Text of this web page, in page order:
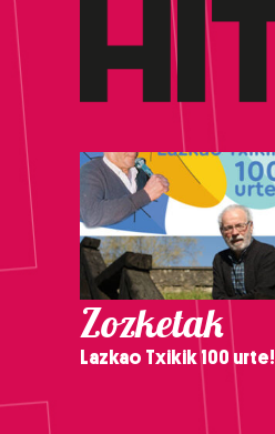
Zozketak
Lazkao Txikik 100 urte!